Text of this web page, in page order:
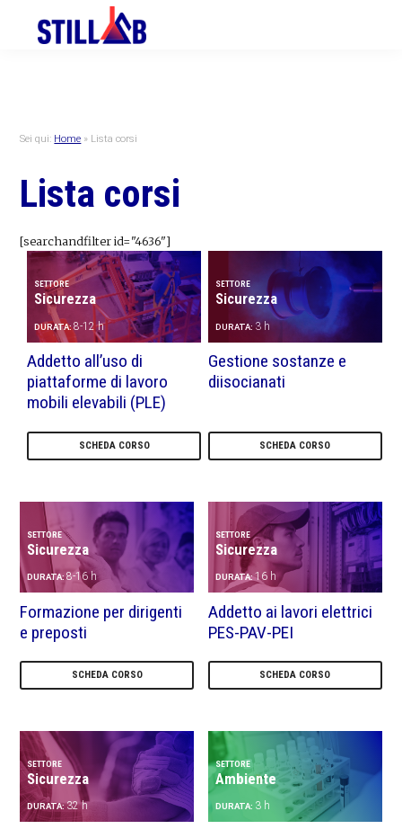
primary
primary
Sei qui: Home » Lista corsi
Lista corsi
[searchandfilter id="4636"]
SETTORE
Sicurezza
DURATA:8-12 h
Addetto all’uso di
piattaforme di lavoro
mobili elevabili (PLE)
SCHEDA CORSO
SETTORE
Sicurezza
DURATA:3 h
Gestione sostanze e
diisocianati
SCHEDA CORSO
SETTORE
Sicurezza
DURATA:8-16 h
Formazione per dirigenti
e preposti
SCHEDA CORSO
SETTORE
Sicurezza
DURATA:16 h
Addetto ai lavori elettrici
PES-PAV-PEI
SCHEDA CORSO
SETTORE
Sicurezza
DURATA:32 h
SETTORE
Ambiente
DURATA: 3 h